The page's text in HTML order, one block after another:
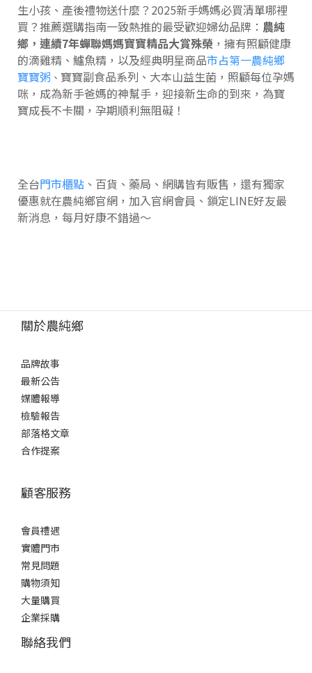
生小孩、產後禮物送什麼？2025新手媽媽必買清單哪裡
買？推薦選購指南一致熱推的最受歡迎婦幼品牌： 農純
鄉，連續7年蟬聯媽媽寶寶精品大賞殊榮 ，擁有照顧健康
的滴雞精、鱸魚精，以及經典明星商品市占第一農純鄉
寶寶粥 、 寶寶副食品系列、大本山益生菌，照顧每位孕媽
咪，成為新手爸媽的神幫手，迎接新生命的到來，為寶
寶成長不卡關，孕期順利無阻礙！
全台門市櫃點 、百貨、藥局、網購皆有販售，還有獨家
優惠就在農純鄉官網，加入官網會員、鎖定LINE好友最
新消息，每月好康不錯過～
關於農純鄉
品牌故事
最新公告
媒體報導
檢驗報告
部落格文章
合作提案
顧客服務
會員禮遇
實體門市
常見問題
購物須知
大量購買
企業採購
聯絡我們